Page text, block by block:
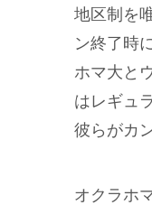
地区制を
ン終了時
ホマ大と
はレギュ
彼らがカ
オクラホ